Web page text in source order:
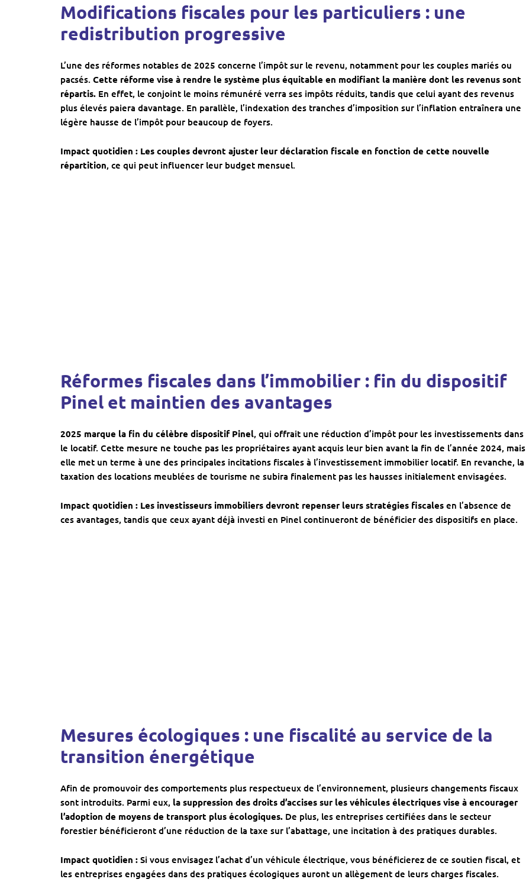
Modifications fiscales pour les particuliers : une
redistribution progressive
L’une des réformes notables de 2025 concerne l’impôt sur le revenu, notamment pour les couples mariés ou
pacsés. Cette réforme vise à rendre le système plus équitable en modifiant la manière dont les revenus sont
répartis. En effet, le conjoint le moins rémunéré verra ses impôts réduits, tandis que celui ayant des revenus
plus élevés paiera davantage. En parallèle, l’indexation des tranches d’imposition sur l’inflation entraînera une
légère hausse de l’impôt pour beaucoup de foyers.
Impact quotidien : Les couples devront ajuster leur déclaration fiscale en fonction de cette nouvelle
répartition, ce qui peut influencer leur budget mensuel.
Réformes fiscales dans l’immobilier : fin du dispositif
Pinel et maintien des avantages
2025 marque la fin du célèbre dispositif Pinel, qui offrait une réduction d’impôt pour les investissements dans
le locatif. Cette mesure ne touche pas les propriétaires ayant acquis leur bien avant la fin de l’année 2024, mais
elle met un terme à une des principales incitations fiscales à l’investissement immobilier locatif. En revanche, la
taxation des locations meublées de tourisme ne subira finalement pas les hausses initialement envisagées.
Impact quotidien : Les investisseurs immobiliers devront repenser leurs stratégies fiscales en l’absence de
ces avantages, tandis que ceux ayant déjà investi en Pinel continueront de bénéficier des dispositifs en place.
Mesures écologiques : une fiscalité au service de la
transition énergétique
Afin de promouvoir des comportements plus respectueux de l’environnement, plusieurs changements fiscaux
sont introduits. Parmi eux, la suppression des droits d’accises sur les véhicules électriques vise à encourager
l’adoption de moyens de transport plus écologiques. De plus, les entreprises certifiées dans le secteur
forestier bénéficieront d’une réduction de la taxe sur l’abattage, une incitation à des pratiques durables.
Impact quotidien : Si vous envisagez l’achat d’un véhicule électrique, vous bénéficierez de ce soutien fiscal, et
les entreprises engagées dans des pratiques écologiques auront un allègement de leurs charges fiscales.